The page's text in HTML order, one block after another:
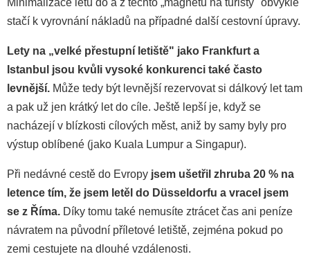
Minimalizace letů do a z těchto „magnetů na turisty" obvykle
stačí k vyrovnání nákladů na případné další cestovní úpravy.
Lety na „velké přestupní letiště" jako Frankfurt a
Istanbul jsou kvůli vysoké konkurenci také často
levnější. Může tedy být levnější rezervovat si dálkový let tam
a pak už jen krátký let do cíle. Ještě lepší je, když se
nacházejí v blízkosti cílových měst, aniž by samy byly pro
výstup oblíbené (jako Kuala Lumpur a Singapur).
Při nedávné cestě do Evropy jsem ušetřil zhruba 20 % na
letence tím, že jsem letěl do Düsseldorfu a vracel jsem
se z Říma. Díky tomu také nemusíte ztrácet čas ani peníze
návratem na původní příletové letiště, zejména pokud po
zemi cestujete na dlouhé vzdálenosti.